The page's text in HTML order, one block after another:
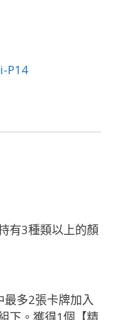
P14
有3種類以上的顏
多2張卡牌加入